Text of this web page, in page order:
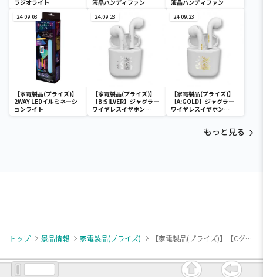
ラジオライト
液晶ハンディファン
液晶ハンディファン
24.09.03
【家電製品(プライズ)】
2WAY LEDイルミネーシ
ョンライト
24.09.23
【家電製品(プライズ)】
【B:SILVER】ジャグラー
ワイヤレスイヤホン
2(GOLD&SILVER)
24.09.23
【家電製品(プライズ)】
【A:GOLD】ジャグラー
ワイヤレスイヤホン
2(GOLD&SILVER)
もっと見る
トップ 景品情報 家電製品(プライズ) 【家電製品(プライズ)】【Cグリーン】ミニサイズハンディファンciel